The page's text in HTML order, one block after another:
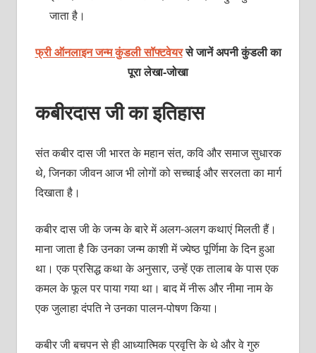
जाता है।
फ्री ऑनलाइन जन्म कुंडली सॉफ्टवेयरसे जानें अपनी कुंडली का
पूरा लेखा-जोखा
कबीरदास जी का इतिहास
संत कबीर दास जी भारत के महान संत, कवि और समाज सुधारक
थे, जिनका जीवन आज भी लोगों को सच्चाई और सरलता का मार्ग
दिखाता है।
कबीर दास जी के जन्म के बारे में अलग-अलग कथाएं मिलती हैं।
माना जाता है कि उनका जन्म काशी में ज्येष्ठ पूर्णिमा के दिन हुआ
था। एक प्रसिद्ध कथा के अनुसार, उन्हें एक तालाब के पास एक
कमल के फूल पर पाया गया था। बाद में नीरू और नीमा नाम के
एक जुलाहा दंपति ने उनका पालन-पोषण किया।
कबीर जी बचपन से ही आध्यात्मिक प्रवृत्ति के थे और वे गुरु